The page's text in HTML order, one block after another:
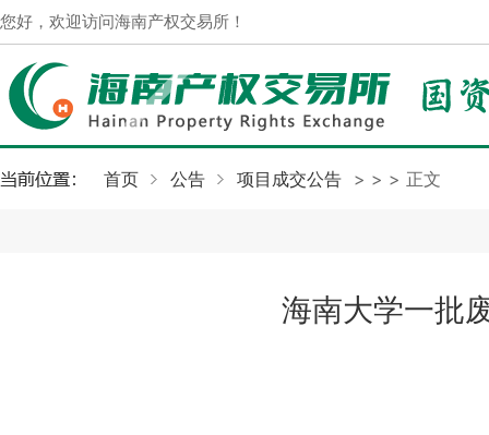
您好，欢迎访问海南产权交易所！
首页 >
公告 >
项目成交公告 > 正文
海南大学一批